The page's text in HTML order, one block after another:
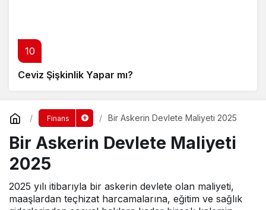
10
Ceviz Şişkinlik Yapar mı?
Finans Bir Askerin Devlete Maliyeti 2025
Bir Askerin Devlete Maliyeti
2025
2025 yılı itibarıyla bir askerin devlete olan maliyeti,
maaşlardan teçhizat harcamalarına, eğitim ve sağlık